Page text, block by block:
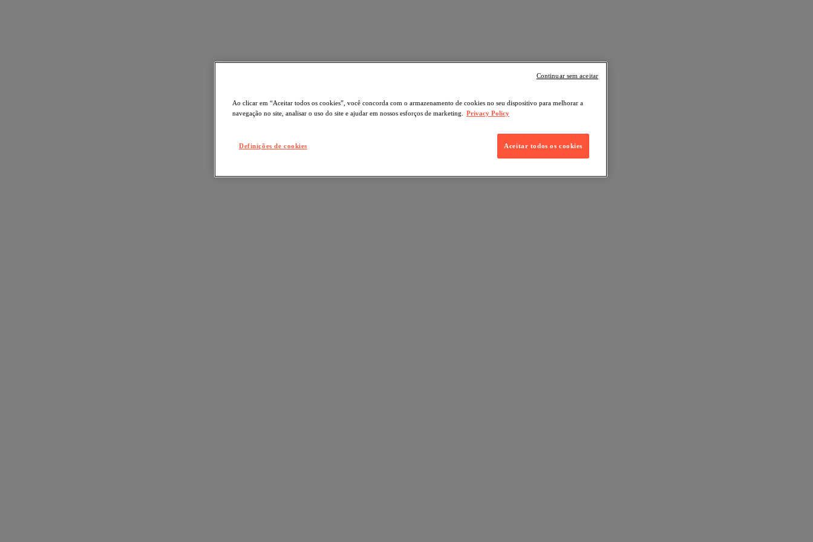
Ao clicar em “Aceitar todos os cookies”, você concorda com o armazenamento de cookies no seu dispositivo para melhorar a
navegação no site, analisar o uso do site e ajudar em nossos esforços de marketing.
Privacy Policy
Definições de cookies Aceitar todos os cookies
Continuar sem aceitar